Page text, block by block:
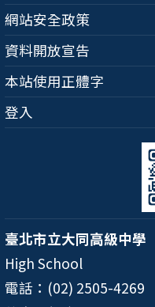
網站安全政策
資料開放宣告
本站使用正體字
登入
臺北市立大同高級中學
High School
電話：(02) 2505-4269